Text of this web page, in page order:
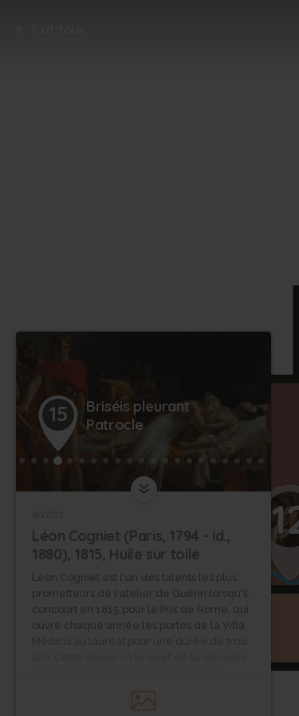
13
15
Briséis pleurant
Patrocle
Léon Cogniet (Paris, 1794 - id.,
1880), 1815, Huile sur toile
Léon Cogniet est l'un des talents les plus
prometteurs de l'atelier de Guérin lorsqu'il
concourt en 1815 pour le Prix de Rome, qui
ouvre chaque année les portes de la Villa
Médicis au lauréat pour une durée de trois
épisode du Livre XIX de l'Iliade. Lors du
siège de Troie, le Grec Patrocle est tué par